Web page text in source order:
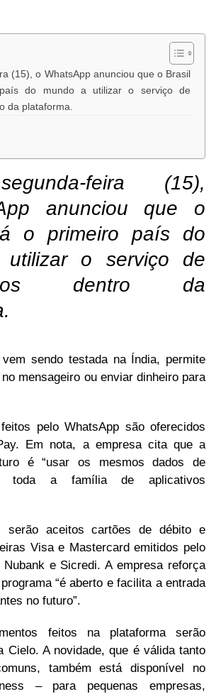
(15), o WhatsApp anunciou que o Brasil
do mundo a utilizar o serviço de
da plataforma.
feira (15),
anunciou que o
o primeiro país do
o serviço de
dentro da
sendo testada na Índia, permite
mensageiro ou enviar dinheiro para
pelo WhatsApp são oferecidos
Em nota, a empresa cita que a
é “usar os mesmos dados de
toda a família de aplicativos
serão aceitos cartões de débito e
Visa e Mastercard emitidos pelo
e Sicredi. A empresa reforça
“é aberto e facilita a entrada
no futuro”.
feitos na plataforma serão
Cielo. A novidade, que é válida tanto
também está disponível no
– para pequenas empresas,